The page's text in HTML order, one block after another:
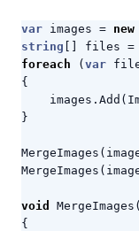
var images = new
string
files =
foreach
( var
{
images . Add (
}
MergeImages (
MergeImages (
void MergeImages (
{